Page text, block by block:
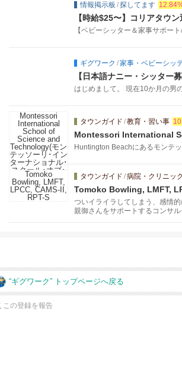
情報掲示板 /探してます
【時給$25〜】コリアタウ
【ベビーシッター＆家事サポー
ギグワーク /家事・ベビーシッ
【日本語ナニー・シッター
はじめまして。 現在10か月の男
タウンガイド /教育・習い事
Montessori International
エンス＆テクノロジー）
Huntington Beachにあるモンテ
タウンガイド /病院・クリニック
Tomoko Bowling, LMFT,
ついイライラしてしまう、感情
親御さんをサポートするコンサ
“ギグワーク” トップページへ戻る
この登録を報告